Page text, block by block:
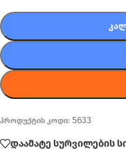
პროდუქტის კოდი: 5633
დაამატე სურვილების